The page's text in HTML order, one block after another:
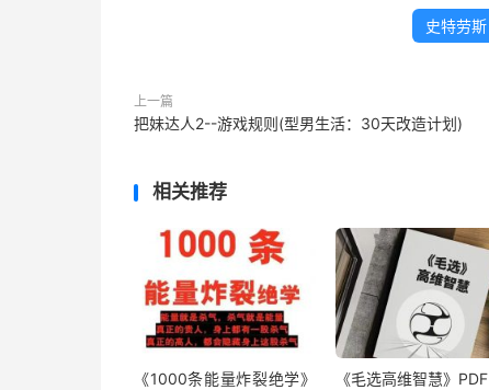
史特劳斯
上一篇
把妹达人2--游戏规则(型男生活：30天改造计划)
相关推荐
《1000‮能条‬‎量‮裂炸‬‎绝学》
《毛‮高选‬维智慧》PDF